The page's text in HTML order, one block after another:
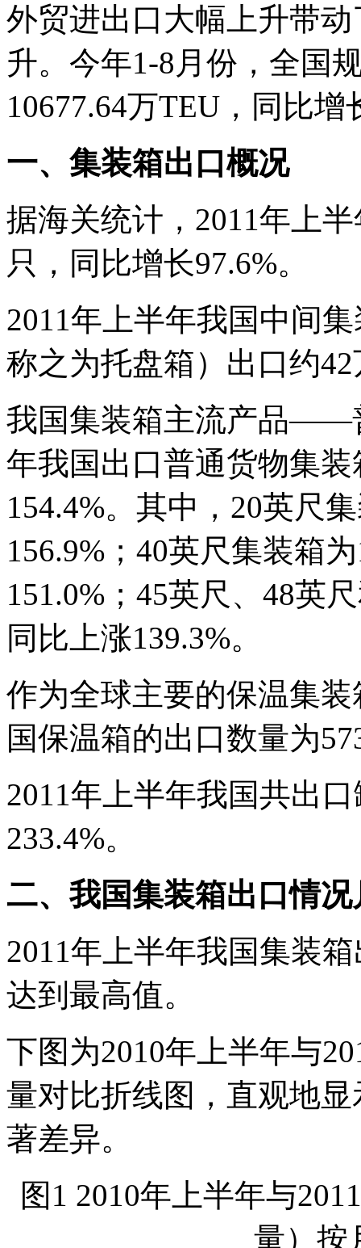
外贸进出口大幅上升带
升。今年1-8月份，全国
10677.64万TEU，同比增
一、集装箱出口概况
据海关统计，2011年上
只，同比增长97.6%。
2011年上半年我国中间
称之为托盘箱）出口约
我国集装箱主流产品——
年我国出口普通货物集
154.4%。其中，20英尺
156.9%；40英尺集装箱
151.0%；45英尺、48英
同比上涨139.3%。
作为全球主要的保温集
国保温箱的出口数量为
2011年上半年我国共出
233.4%。
二、我国集装箱出口情
2011年上半年我国集装
达到最高值。
下图为2010年上半年与
量对比折线图，直观地
著差异。
图1 2010年上半年与
量）按